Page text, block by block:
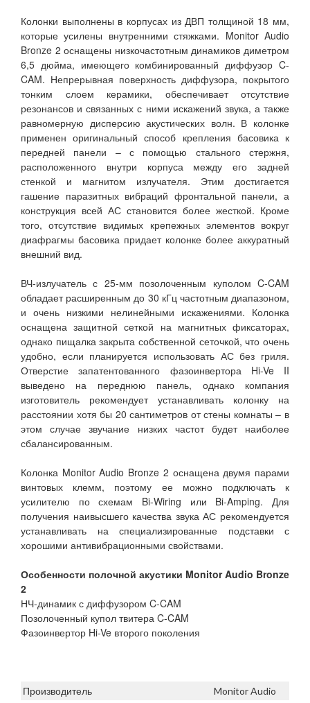
Колонки выполнены в корпусах из ДВП толщиной 18 мм,
которые усилены внутренними стяжками. Monitor Audio
Bronze 2 оснащены низкочастотным динамиков диметром
6,5 дюйма, имеющего комбинированный диффузор C-
CAM. Непрерывная поверхность диффузора, покрытого
тонким слоем керамики, обеспечивает отсутствие
резонансов и связанных с ними искажений звука, а также
равномерную дисперсию акустических волн. В колонке
применен оригинальный способ крепления басовика к
передней панели – с помощью стального стержня,
расположенного внутри корпуса между его задней
стенкой и магнитом излучателя. Этим достигается
гашение паразитных вибраций фронтальной панели, а
конструкция всей АС становится более жесткой. Кроме
того, отсутствие видимых крепежных элементов вокруг
диафрагмы басовика придает колонке более аккуратный
внешний вид.
ВЧ-излучатель с 25-мм позолоченным куполом C-CAM
обладает расширенным до 30 кГц частотным диапазоном,
и очень низкими нелинейными искажениями. Колонка
оснащена защитной сеткой на магнитных фиксаторах,
однако пищалка закрыта собственной сеточкой, что очень
удобно, если планируется использовать АС без гриля.
Отверстие запатентованного фазоинвертора Hi-Ve II
выведено на переднюю панель, однако компания
изготовитель рекомендует устанавливать колонку на
расстоянии хотя бы 20 сантиметров от стены комнаты – в
этом случае звучание низких частот будет наиболее
сбалансированным.
Колонка Monitor Audio Bronze 2 оснащена двумя парами
винтовых клемм, поэтому ее можно подключать к
усилителю по схемам Bi-Wiring или Bi-Amping. Для
получения наивысшего качества звука АС рекомендуется
устанавливать на специализированные подставки с
хорошими антивибрационными свойствами.
Особенности полочной акустики Monitor Audio Bronze
2
НЧ-динамик с диффузором C-CAM
Позолоченный купол твитера C-CAM
Фазоинвертор Hi-Ve второго поколения
Производитель Monitor Audio